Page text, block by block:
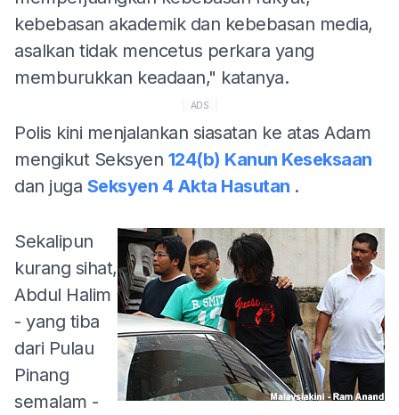
kebebasan akademik dan kebebasan media,
asalkan tidak mencetus perkara yang
memburukkan keadaan," katanya.
ADS
Polis kini menjalankan siasatan ke atas Adam
mengikut Seksyen 124(b) Kanun Keseksaan
dan juga Seksyen 4 Akta Hasutan .
Sekalipun
kurang sihat,
Abdul Halim
- yang tiba
dari Pulau
Pinang
semalam -